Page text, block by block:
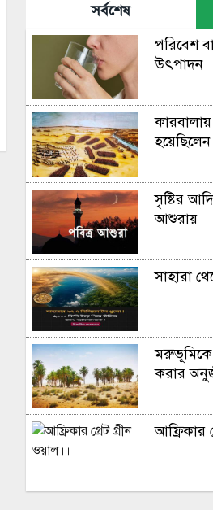
সর্বশেষ
পরিবেশ
উৎপাদন
হয়েছিলেন
সৃষ্টির
আশুরায়
সাহারা
মরুভূমিকে
করার
আফ্রিকার